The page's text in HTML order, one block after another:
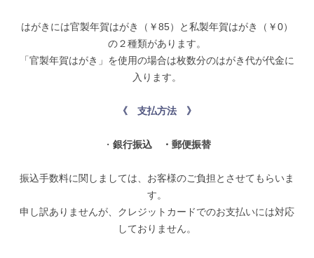
はがきには官製年賀はがき（￥85）と私製年賀はがき（￥0）
の２種類があります。
「官製年賀はがき」を使用の場合は枚数分のはがき代が代金に
入ります。
《 支払方法 》
・ 銀行振込 ・郵便振替
振込手数料に関しましては、お客様のご負担とさせてもらいま
す。
申し訳ありませんが、クレジットカードでのお支払いには対応
しておりません。